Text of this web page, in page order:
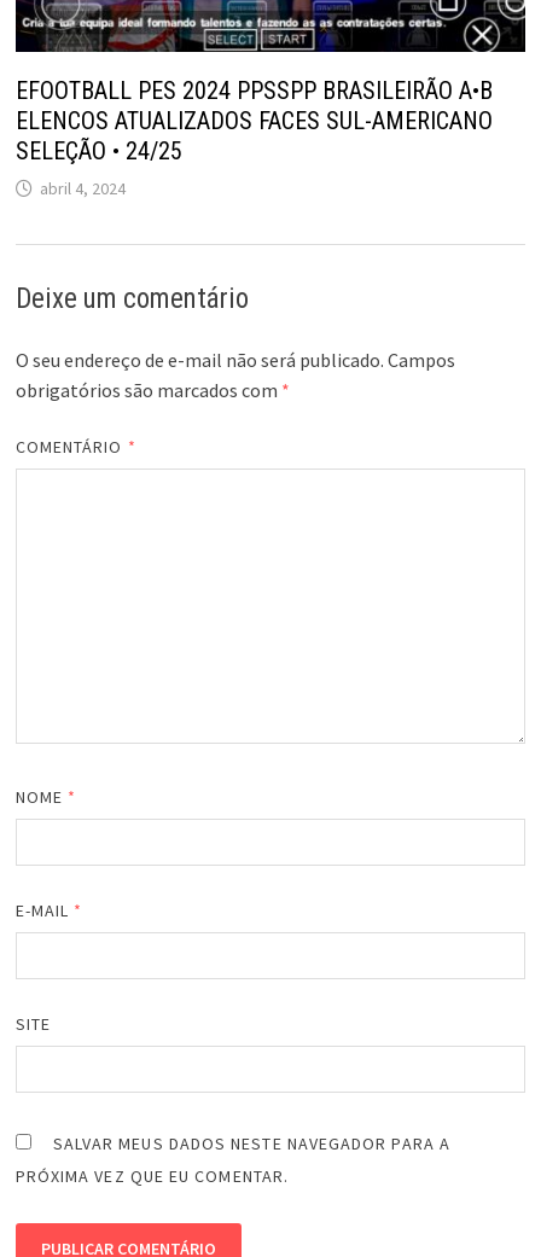
EFOOTBALL PES 2024 PPSSPP BRASILEIRÃO A•B
ELENCOS ATUALIZADOS FACES SUL-AMERICANO
SELEÇÃO • 24/25
abril 4, 2024
Deixe um comentário
O seu endereço de e-mail não será publicado. Campos
obrigatórios são marcados com *
COMENTÁRIO *
NOME *
E-MAIL *
SITE
SALVAR MEUS DADOS NESTE NAVEGADOR PARA A
PRÓXIMA VEZ QUE EU COMENTAR.